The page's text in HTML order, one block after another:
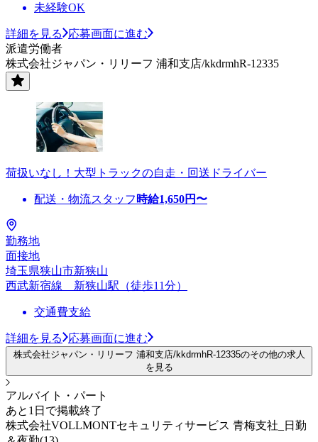
未経験OK
詳細を見る
応募画面に進む
派遣労働者
株式会社ジャパン・リリーフ 浦和支店/kkdrmhR-12335
荷扱いなし！大型トラックの自走・回送ドライバー
配送・物流スタッフ 時給1,650円〜
勤務地
面接地
埼玉県狭山市新狭山
西武新宿線 新狭山駅（徒歩11分）
交通費支給
詳細を見る 応募画面に進む
株式会社ジャパン・リリーフ 浦和支店/kkdrmhR-12335のその他の求人
を見る
アルバイト・パート
あと1日で掲載終了
株式会社VOLLMONTセキュリティサービス 青梅支社_日勤